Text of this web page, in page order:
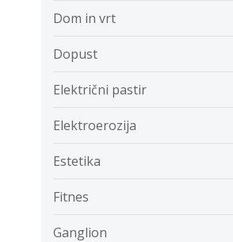
Dom in vrt
Dopust
Električni pastir
Elektroerozija
Estetika
Fitnes
Ganglion